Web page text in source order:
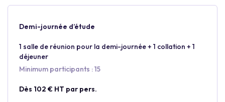
Demi-journée d’étude
1 salle de réunion pour la demi-journée + 1 collation + 1
déjeuner
Minimum participants : 15
Dès 102 € HT par pers.